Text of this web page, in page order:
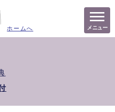
ホームへ メニュー